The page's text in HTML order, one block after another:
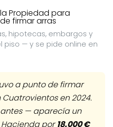
hipotecas, embargos y
piso — y se pide online en
a punto de firmar
en 2024.
— aparecía un
por18.000 €